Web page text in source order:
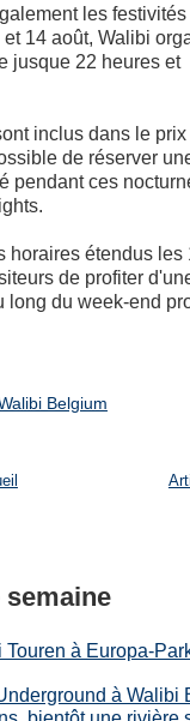
les
14 août, Walibi
jusque 22 heures et
inclus dans le
de réserver
pendant ces
étendus les
de profiter
long du week-end
Belgium
à Europa-
à Walibi